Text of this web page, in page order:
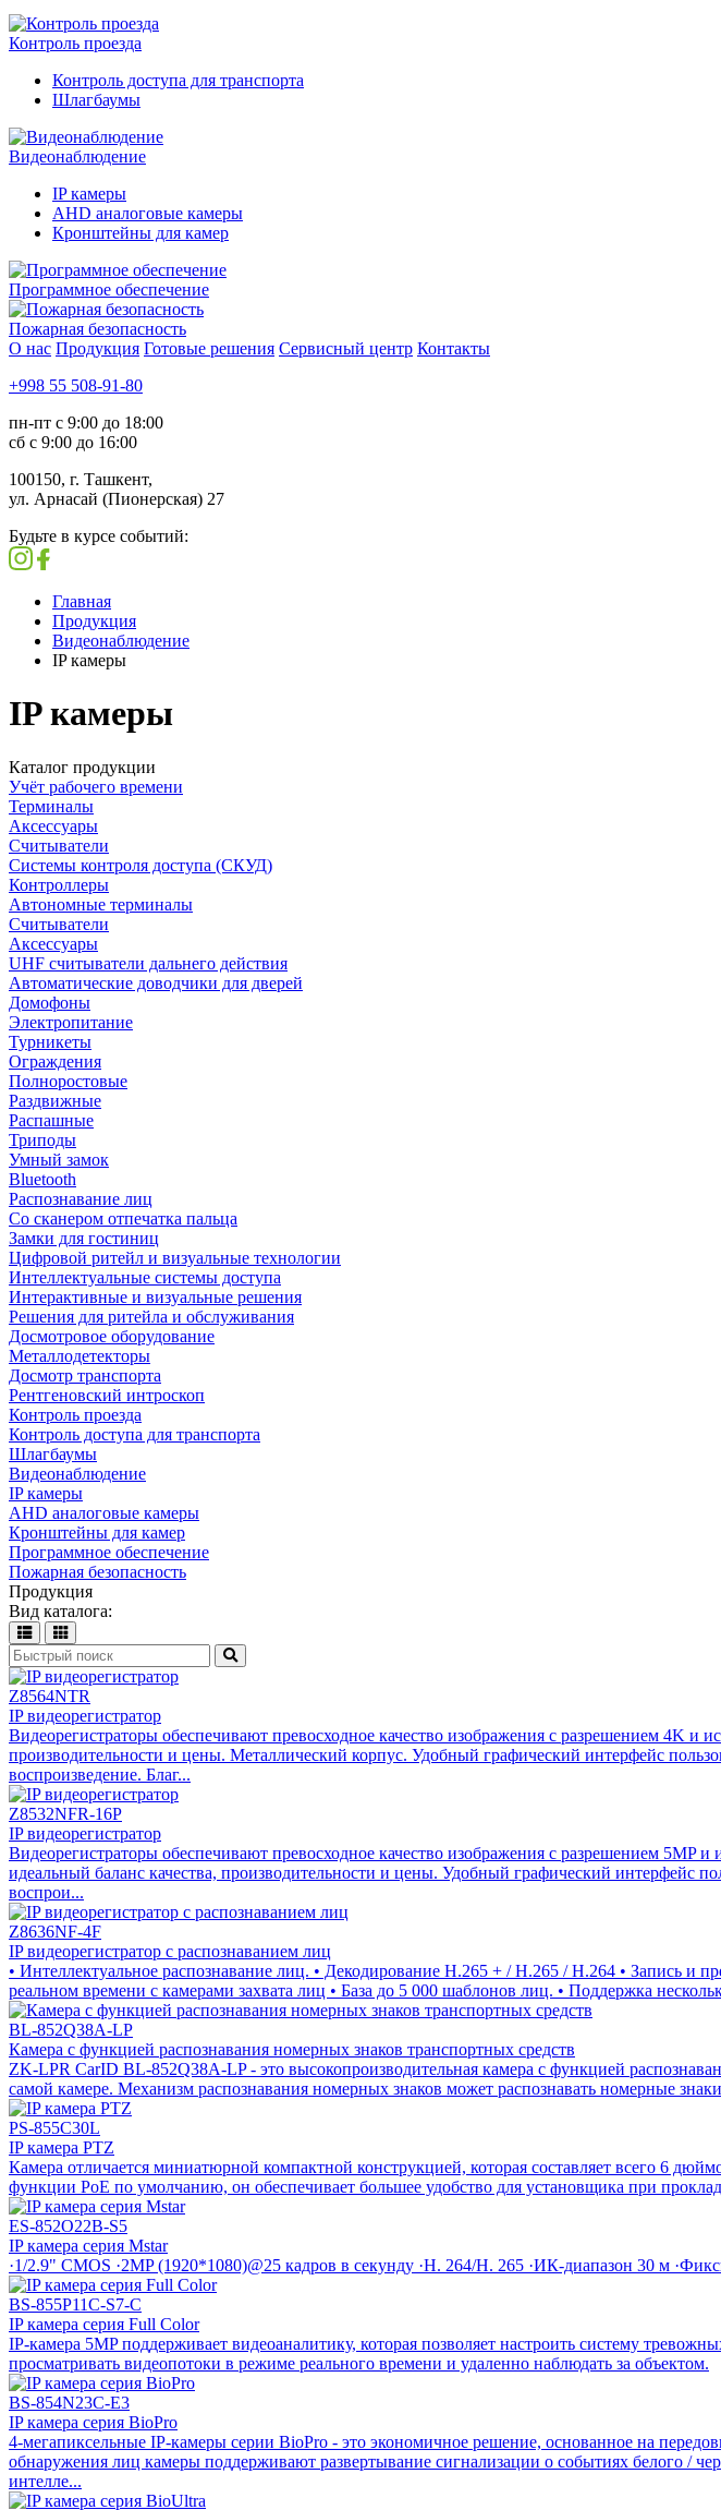
Контроль проезда
Контроль доступа для транспорта
Шлагбаумы
Видеонаблюдение
IP камеры
AHD аналоговые камеры
Кронштейны для камер
Программное обеспечение
Пожарная безопасность
О нас Продукция Готовые решения Сервисный центр Контакты
+998 55 508-91-80
пн-пт с 9:00 до 18:00
сб с 9:00 до 16:00
100150, г. Ташкент,
ул. Арнасай (Пионерская) 27
Будьте в курсе событий:
Главная
Продукция
Видеонаблюдение
IP камеры
IP камеры
Каталог продукции
Учёт рабочего времени
Терминалы
Аксессуары
Считыватели
Системы контроля доступа (СКУД)
Контроллеры
Автономные терминалы
Считыватели
Аксессуары
UHF считыватели дальнего действия
Автоматические доводчики для дверей
Домофоны
Электропитание
Турникеты
Ограждения
Полноростовые
Раздвижные
Распашные
Триподы
Умный замок
Bluetooth
Распознавание лиц
Со сканером отпечатка пальца
Замки для гостиниц
Цифровой ритейл и визуальные технологии
Интеллектуальные системы доступа
Интерактивные и визуальные решения
Решения для ритейла и обслуживания
Досмотровое оборудование
Металлодетекторы
Досмотр транспорта
Рентгеновский интроскоп
Контроль проезда
Контроль доступа для транспорта
Шлагбаумы
Видеонаблюдение
IP камеры
AHD аналоговые камеры
Кронштейны для камер
Программное обеспечение
Пожарная безопасность
Продукция
Вид каталога:
Z8564NTR
IP видеорегистратор
Видеорегистраторы обеспечивают превосходное качество изображения с разрешением 4K
производительности и цены. Металлический корпус. Удобный графический интерфейс
воспроизведение. Благ...
Z8532NFR-16P
IP видеорегистратор
Видеорегистраторы обеспечивают превосходное качество изображения с разрешением
идеальный баланс качества, производительности и цены. Удобный графический интерфейс
воспрои...
Z8636NF-4F
IP видеорегистратор с распознаванием лиц
• Интеллектуальное распознавание лиц. • Декодирование H.265 + / H.265 / H.264 • Запись и
реальном времени с камерами захвата лиц • База до 5 000 шаблонов лиц. • Поддержка
BL-852Q38A-LP
Камера с функцией распознавания номерных знаков транспортных средств
ZK-LPR CarID BL-852Q38A-LP - это высокопроизводительная камера с функцией
самой камере. Механизм распознавания номерных знаков может распознавать номерные
PS-855C30L
IP камера PTZ
Камера отличается миниатюрной компактной конструкцией, которая составляет всего 6
функции PoE по умолчанию, он обеспечивает большее удобство для установщика при
ES-852O22B-S5
IP камера серия Mstar
·1/2.9" CMOS ·2MP (1920*1080)@25 кадров в секунду ·H. 264/H. 265 ·ИК-диапазон 30 м
BS-855P11C-S7-C
IP камера серия Full Color
IP-камера 5MP поддерживает видеоаналитику, которая позволяет настроить систему
просматривать видеопотоки в режиме реального времени и удаленно наблюдать за объектом.
BS-854N23C-E3
IP камера серия BioPro
4-мегапиксельные IР-камеры серии BioPro - это экономичное решение, основанное на
обнаружения лиц камеры поддерживают развертывание сигнализации о событиях белого /
интелле...